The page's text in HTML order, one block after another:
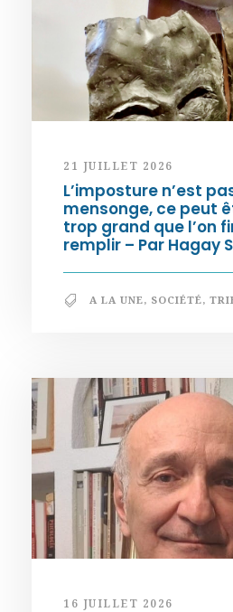
21 JUILLET 2026
L’imposture n’est
mensonge, ce peut
trop grand que l’on
remplir – Par Hagay
A LA UNE, SOCIÉTÉ,
16 JUILLET 2026